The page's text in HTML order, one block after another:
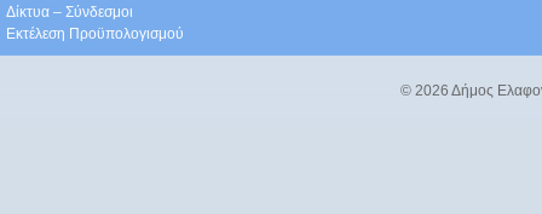
Δίκτυα – Σύνδεσμοι
Εκτέλεση Προϋπολογισμού
© 2026 Δήμος